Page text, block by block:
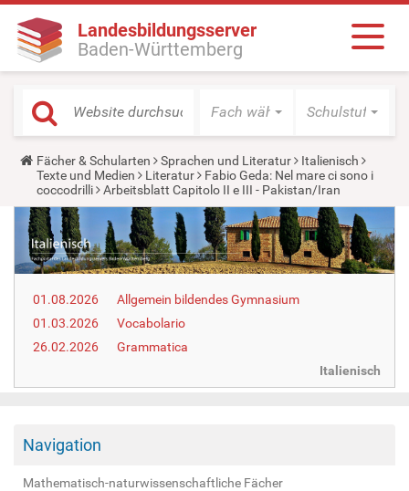
Landesbildungsserver
Baden-Württemberg
Fach wählen Schulstufe
Y
o
u
a
r
e
h
e
r
:
Fächer & Schularten Sprachen und Literatur
Italienisch
Texte und Medien
Literatur
Fabio Geda: Nel mare ci sono i
coccodrilli
Arbeitsblatt Capitolo II e III - Pakistan/Iran
01.08.2026
Allgemein bildendes Gymnasium
01.03.2026
Vocabolario
26.02.2026
Grammatica
Italienisch
Navigation
Mathematisch-naturwissenschaftliche Fächer